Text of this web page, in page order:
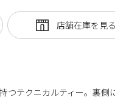
つテクニカルティー。裏側